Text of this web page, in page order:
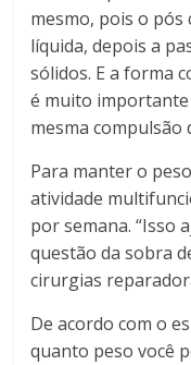
mesmo, pois o
líquida, depois a
sólidos. E a forma
é muito
mesma compulsão
Para manter o
atividade
por semana. “Isso
questão da sobra
cirurgias
De acordo com o
quanto peso você